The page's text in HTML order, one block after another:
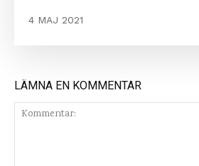
4 MAJ 2021
LÄMNA EN KOMMENTAR